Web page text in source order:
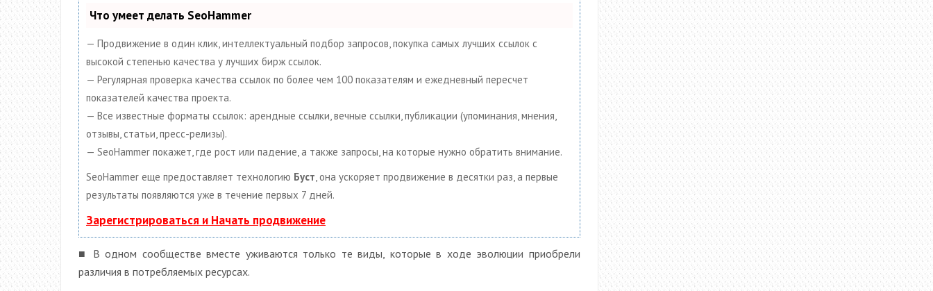
Что умеет делать SeoHammer
— Продвижение в один клик, интеллектуальный подбор запросов, покупка самых лучших ссылок с
высокой степенью качества у лучших бирж ссылок.
— Регулярная проверка качества ссылок по более чем 100 показателям и ежедневный пересчет
показателей качества проекта.
— Все известные форматы ссылок: арендные ссылки, вечные ссылки, публикации (упоминания, мнения,
отзывы, статьи, пресс-релизы).
— SeoHammer покажет, где рост или падение, а также запросы, на которые нужно обратить внимание.
SeoHammer еще предоставляет технологию Буст , она ускоряет продвижение в десятки раз, а первые
результаты появляются уже в течение первых 7 дней.
Зарегистрироваться и Начать продвижение
■ В одном сообществе вместе уживаются только те виды, которые в ходе эволюции приобрели
различия в потребляемых ресурсах.